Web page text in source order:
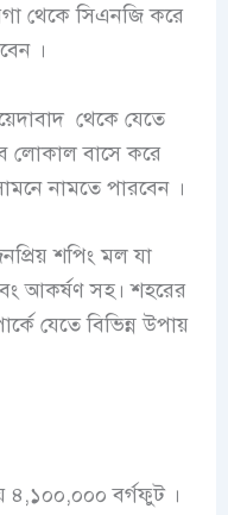
থেকে সিএনজি করে
।
থেকে যেতে
লোকাল বাসে করে
নামতে পারবেন ।
শপিং মল যা
আকর্ষণ সহ। শহরের
যেতে বিভিন্ন উপায়
৪,১০০,০০০ বর্গফুট ।